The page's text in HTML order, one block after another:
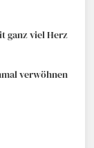
ganz viel Herz
verwöhnen